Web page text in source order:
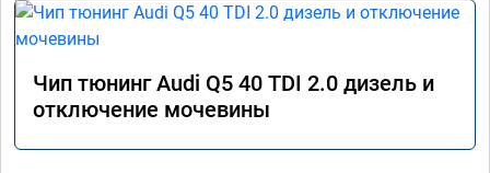
Чип тюнинг Audi Q5 40 TDI 2.0 дизель и
отключение мочевины